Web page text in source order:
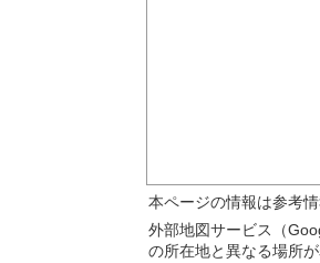
本ページの情報は参考
外部地図サービス（
の所在地と異なる場所